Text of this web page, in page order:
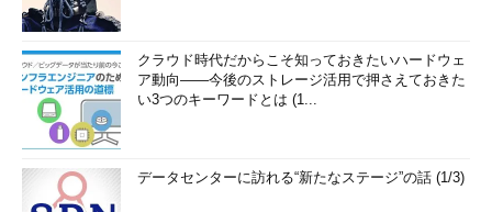
クラウド時代だからこそ知っておきたいハードウェ
ア動向――今後のストレージ活用で押さえておきた
い3つのキーワードとは (1...
データセンターに訪れる“新たなステージ”の話 (1/3)